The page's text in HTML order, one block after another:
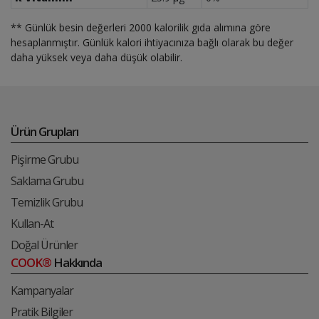
** Günlük besin değerleri 2000 kalorilik gıda alımına göre
hesaplanmıştır. Günlük kalori ihtiyacınıza bağlı olarak bu değer
daha yüksek veya daha düşük olabilir.
Ürün Grupları
Pişirme Grubu
Saklama Grubu
Temizlik Grubu
Kullan-At
Doğal Ürünler
COOK® Hakkında
Kampanyalar
Pratik Bilgiler